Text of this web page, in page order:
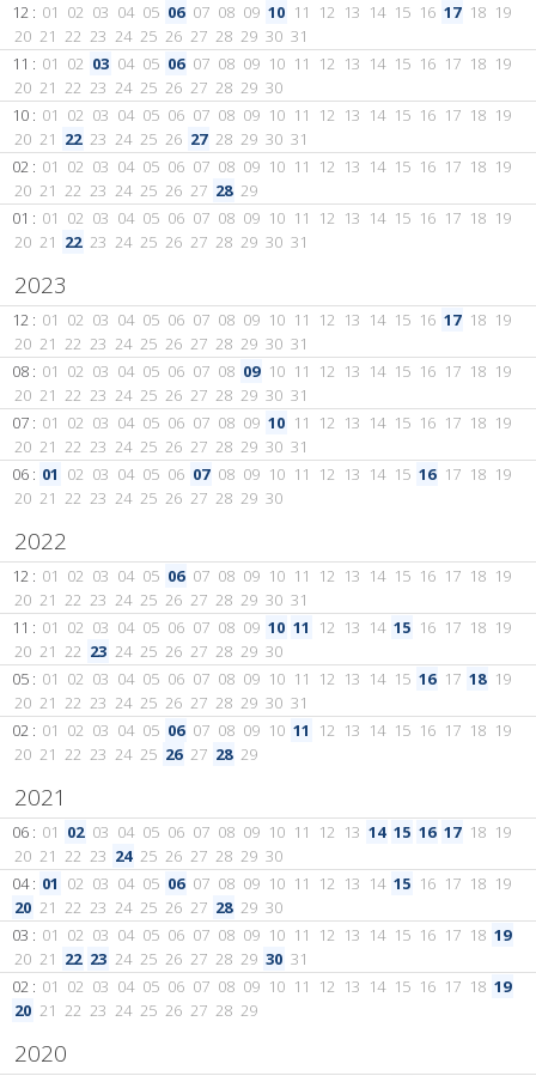
12 : 01 02 03 04 05 06 07 08 09 10 11 12 13 14 15 16 17 18 19
20 21 22 23 24 25 26 27 28 29 30 31
11 : 01 02 03 04 05 06 07 08 09 10 11 12 13 14 15 16 17 18 19
20 21 22 23 24 25 26 27 28 29 30
10 : 01 02 03 04 05 06 07 08 09 10 11 12 13 14 15 16 17 18 19
20 21 22 23 24 25 26 27 28 29 30 31
02 : 01 02 03 04 05 06 07 08 09 10 11 12 13 14 15 16 17 18 19
20 21 22 23 24 25 26 27 28 29
01 : 01 02 03 04 05 06 07 08 09 10 11 12 13 14 15 16 17 18 19
20 21 22 23 24 25 26 27 28 29 30 31
2023
12 : 01 02 03 04 05 06 07 08 09 10 11 12 13 14 15 16 17 18 19
20 21 22 23 24 25 26 27 28 29 30 31
08 : 01 02 03 04 05 06 07 08 09 10 11 12 13 14 15 16 17 18 19
20 21 22 23 24 25 26 27 28 29 30 31
07 : 01 02 03 04 05 06 07 08 09 10 11 12 13 14 15 16 17 18 19
20 21 22 23 24 25 26 27 28 29 30 31
06 : 01 02 03 04 05 06 07 08 09 10 11 12 13 14 15 16 17 18 19
20 21 22 23 24 25 26 27 28 29 30
2022
12 : 01 02 03 04 05 06 07 08 09 10 11 12 13 14 15 16 17 18 19
20 21 22 23 24 25 26 27 28 29 30 31
11 : 01 02 03 04 05 06 07 08 09 10 11 12 13 14 15 16 17 18 19
20 21 22 23 24 25 26 27 28 29 30
05 : 01 02 03 04 05 06 07 08 09 10 11 12 13 14 15 16 17 18 19
20 21 22 23 24 25 26 27 28 29 30 31
02 : 01 02 03 04 05 06 07 08 09 10 11 12 13 14 15 16 17 18 19
20 21 22 23 24 25 26 27 28 29
2021
06 : 01 02 03 04 05 06 07 08 09 10 11 12 13 14 15 16 17 18 19
20 21 22 23 24 25 26 27 28 29 30
04 : 01 02 03 04 05 06 07 08 09 10 11 12 13 14 15 16 17 18 19
20 21 22 23 24 25 26 27 28 29 30
03 : 01 02 03 04 05 06 07 08 09 10 11 12 13 14 15 16 17 18 19
20 21 22 23 24 25 26 27 28 29 30 31
02 : 01 02 03 04 05 06 07 08 09 10 11 12 13 14 15 16 17 18 19
20 21 22 23 24 25 26 27 28 29
2020